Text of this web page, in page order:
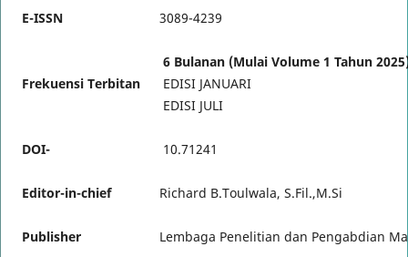
E-ISSN 3089-4239
Frekuensi Terbitan
6 Bulanan (Mulai Volume 1 Tahun
EDISI JANUARI
EDISI JULI
DOI- 10.71241
Editor-in-chief Richard B.Toulwala, S.Fil.,M.Si
Publisher Lembaga Penelitian dan Pengabdian